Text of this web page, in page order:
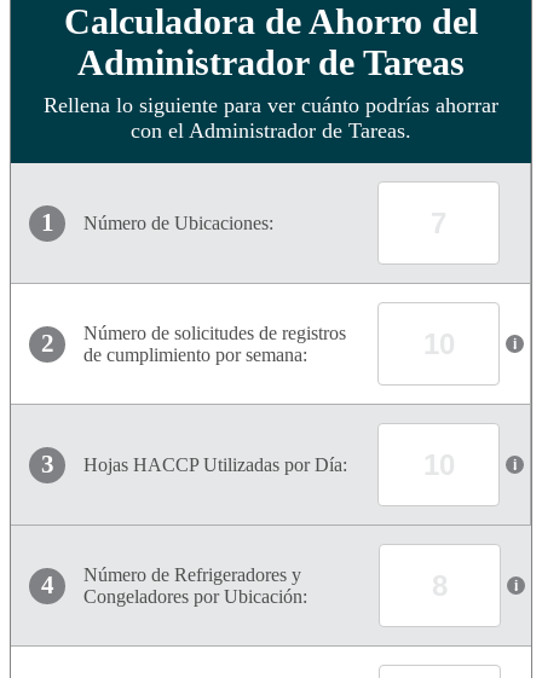
Calculadora de Ahorro del
Administrador de Tareas
Rellena lo siguiente para ver cuánto podrías ahorrar
con el Administrador de Tareas.
1 Número de Ubicaciones:
4
Número de Refrigeradores y
Congeladores por Ubicación:
i
2
Número de solicitudes de registros
de cumplimiento por semana:
i
3 Hojas HACCP Utilizadas por Día: i